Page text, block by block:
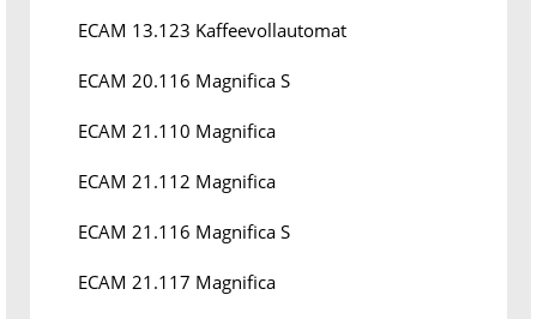
ECAM 13.123 Kaffeevollautomat
ECAM 20.116 Magnifica S
ECAM 21.110 Magnifica
ECAM 21.112 Magnifica
ECAM 21.116 Magnifica S
ECAM 21.117 Magnifica